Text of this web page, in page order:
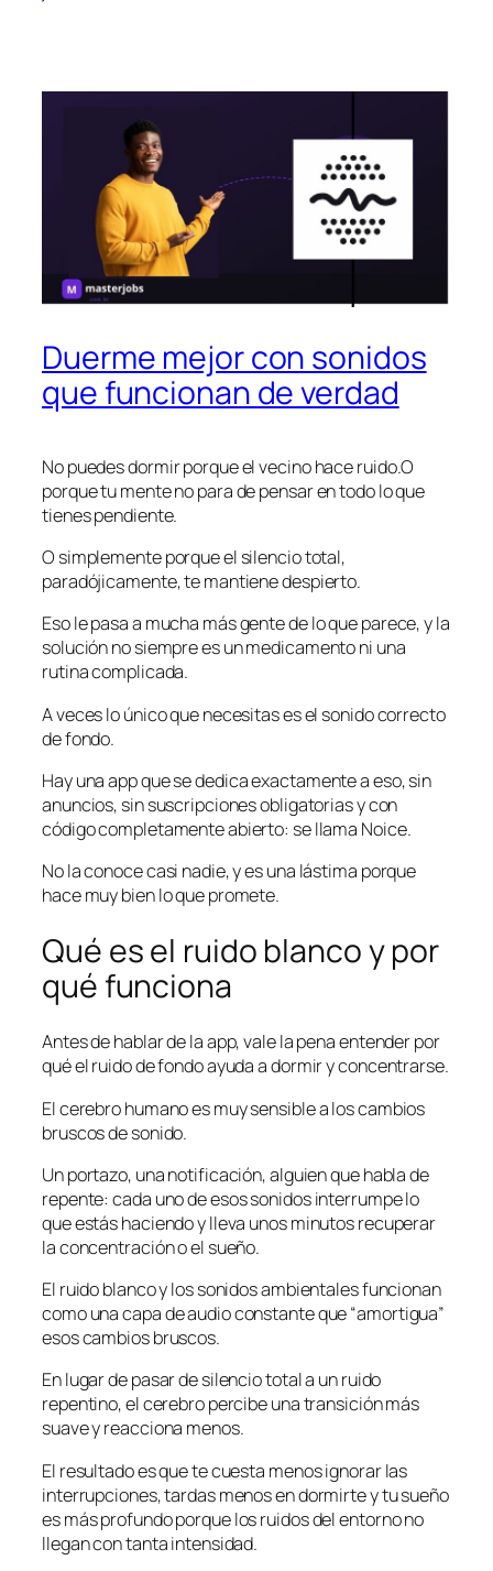
Duerme mejor con sonidos
que funcionan de verdad
No puedes dormir porque el vecino hace ruido.O
porque tu mente no para de pensar en todo lo que
tienes pendiente.
O simplemente porque el silencio total,
paradójicamente, te mantiene despierto.
Eso le pasa a mucha más gente de lo que parece, y la
solución no siempre es un medicamento ni una
rutina complicada.
A veces lo único que necesitas es el sonido correcto
de fondo.
Hay una app que se dedica exactamente a eso, sin
anuncios, sin suscripciones obligatorias y con
código completamente abierto: se llama Noice.
No la conoce casi nadie, y es una lástima porque
hace muy bien lo que promete.
Qué es el ruido blanco y por
qué funciona
Antes de hablar de la app, vale la pena entender por
qué el ruido de fondo ayuda a dormir y concentrarse.
El cerebro humano es muy sensible a los cambios
bruscos de sonido.
Un portazo, una notificación, alguien que habla de
repente: cada uno de esos sonidos interrumpe lo
que estás haciendo y lleva unos minutos recuperar
la concentración o el sueño.
El ruido blanco y los sonidos ambientales funcionan
como una capa de audio constante que “amortigua”
esos cambios bruscos.
En lugar de pasar de silencio total a un ruido
repentino, el cerebro percibe una transición más
suave y reacciona menos.
El resultado es que te cuesta menos ignorar las
interrupciones, tardas menos en dormirte y tu sueño
es más profundo porque los ruidos del entorno no
llegan con tanta intensidad.